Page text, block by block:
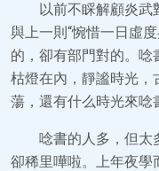
以前不睬解顧炎武
與上一則“惋惜一日虛
的，卻有部門對的。唸
枯燈在內，靜謐時光，
蕩，還有什么時光來唸
唸書的人多，但
卻稀里嘩啦。上年夜學